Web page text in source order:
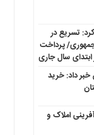
تسریع در
پرداخت
خبر داد: خرید
املاک و